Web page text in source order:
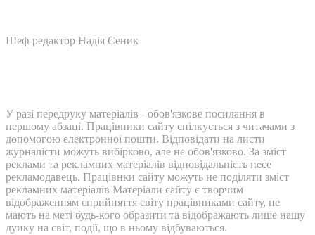
Шеф-редактор Надія Сеник
У разі передруку матеріалів - обов'язкове посилання в
першому абзаці. Працівники сайту спілкується з читачами з
допомогою електронної пошти. Відповідати на листи
журналісти можуть вибірково, але не обов'язково. За зміст
реклами та рекламних матеріалів відповідальність несе
рекламодавець. Працівнки сайту можуть не поділяти зміст
рекламних матеріалів Матеріали сайту є творчим
відображенням сприйняття світу працівниками сайту, не
мають на меті будь-кого образити та відображають лише нашу
дуику на світ, події, що в ньому відбуваються.